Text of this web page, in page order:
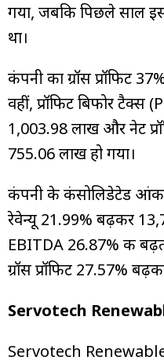
गया, जबकि पिछले साल
था।
कंपनी का ग्रॉस प्रॉफिट
वहीं, प्रॉफिट बिफोर
₹1,003.98 लाख और नेट
₹755.06 लाख हो गया।
कंपनी के कंसोलिडेटेड
रेवेन्यू 21.99% बढ़कर
EBITDA 26.87% की
ग्रॉस प्रॉफिट 27.57%
Servotech
Servotech